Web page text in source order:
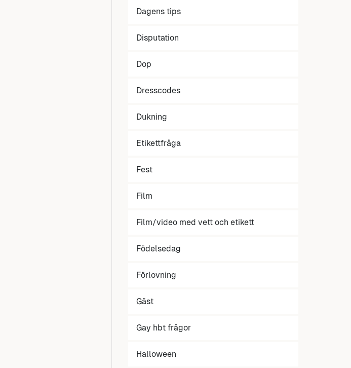
Dagens tips
Disputation
Dop
Dresscodes
Dukning
Etikettfråga
Fest
Film
Film/video med vett och etikett
Födelsedag
Förlovning
Gäst
Gay hbt frågor
Halloween